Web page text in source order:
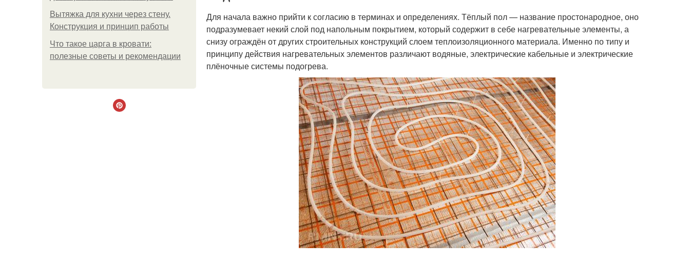
Вытяжка для кухни через стену.
Конструкция и принцип работы
Что такое царга в кровати:
полезные советы и рекомендации
Для начала важно прийти к согласию в терминах и определениях. Тёплый пол — название простонародное, оно
подразумевает некий слой под напольным покрытием, который содержит в себе нагревательные элементы, а
снизу ограждён от других строительных конструкций слоем теплоизоляционного материала. Именно по типу и
принципу действия нагревательных элементов различают водяные, электрические кабельные и электрические
плёночные системы подогрева.